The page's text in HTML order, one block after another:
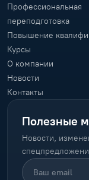
Профессиональная
переподготовка
Повышение
Курсы
О компании
Новости
Контакты
Полезные
Новости,